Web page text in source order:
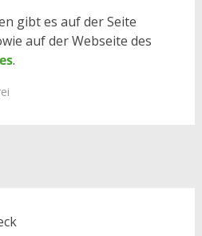
gibt es auf der Seite
auf der Webseite des
.